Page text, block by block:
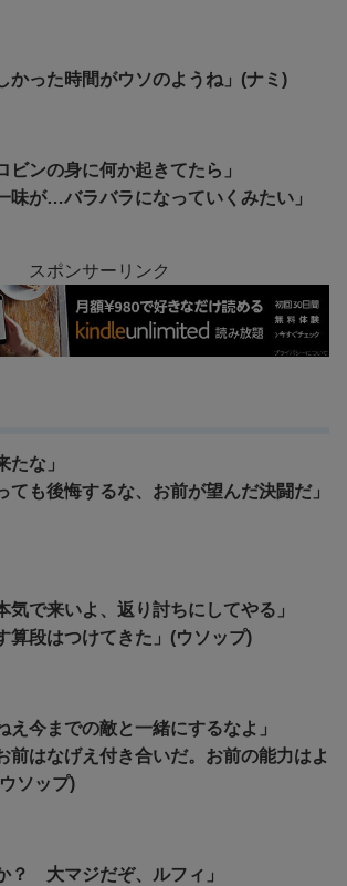
かった時間がウソのようね」(ナミ)
ビンの身に何か起きてたら」
味が…バラバラになっていくみたい」
スポンサーリンク
たな」
ても後悔するな、お前が望んだ決闘だ」
気で来いよ、返り討ちにしてやる」
算段はつけてきた」(ウソップ)
え今までの敵と一緒にするなよ」
前はなげえ付き合いだ。お前の能力はよ
ソップ)
？ 大マジだぞ、ルフィ」